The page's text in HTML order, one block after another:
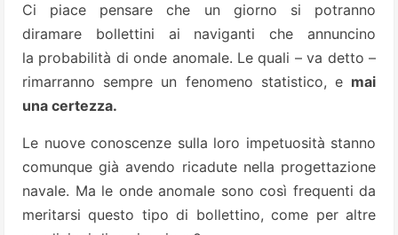
Ci piace pensare che un giorno si potranno
diramare bollettini ai naviganti che annuncino
la probabilità di onde anomale. Le quali – va detto –
rimarranno sempre un fenomeno statistico, e mai
una certezza.
Le nuove conoscenze sulla loro impetuosità stanno
comunque già avendo ricadute nella progettazione
navale. Ma le onde anomale sono così frequenti da
meritarsi questo tipo di bollettino, come per altre